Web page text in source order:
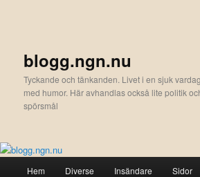
blogg.ngn.nu
Tyckande och tänkanden. Livet i en sjuk
med humor. Här avhandlas också lite politik
spörsmål
Hem Diverse Insändare Sidor